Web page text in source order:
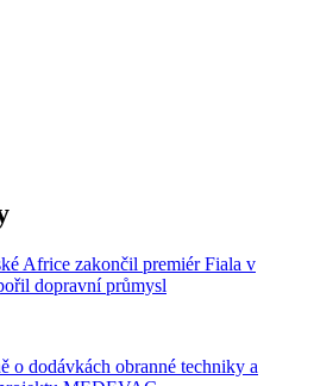
Africe zakončil premiér Fiala v
dopravní průmysl
o dodávkách obranné techniky a